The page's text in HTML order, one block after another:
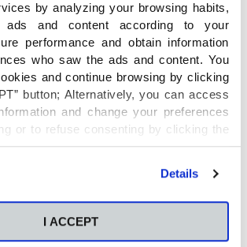
by analyzing your browsing habits,
ads and content according to your
performance and obtain information
who saw the ads and content. You
and continue browsing by clicking
button; Alternatively, you can access
and change your preferences
or to refuse consenting by clicking the
For more information you can visit
Details
I ACCEPT
millennialy
de soledad
sobre las consecuencias que el
tiene a medio plazo, más
, a resolver problemas
al entorno digital, un tema